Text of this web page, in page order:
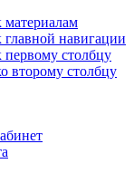
материалам
навигации
первому столбцу
второму столбцу